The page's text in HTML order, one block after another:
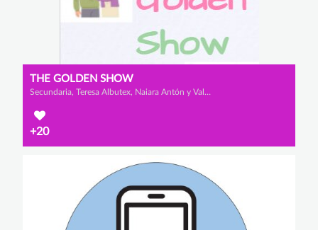
THE GOLDEN SHOW
Secundaria, Teresa Albutex, Naiara Antón y Valeria Cano
+20